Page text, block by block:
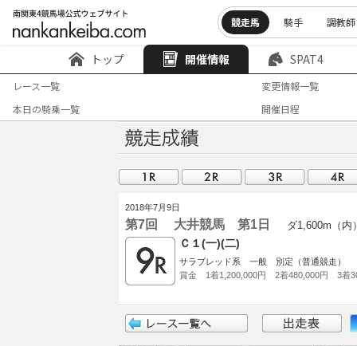
競走馬 騎手 調教師
トップ 開催情報 SPAT4
レース一覧
変更情報一覧
本日の騎乗一覧
開催日程
2018年7月9日
第7回 大井競馬 第1日 ダ1,600m（内
Ｃ１(一)(二)
サラブレッド系 一般 別定（普通競走）
賞金 1着1,200,000円 2着480,000円 3着